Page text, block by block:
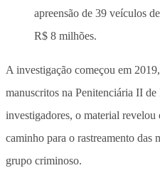
apreensão de 39 veículos
R$ 8 milhões.
A investigação começou em
manuscritos na Penitenciária II
investigadores, o material revelou
caminho para o rastreamento das
grupo criminoso.